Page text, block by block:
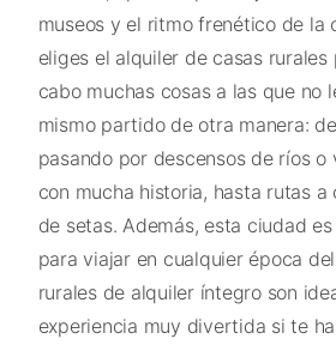
museos y el ritmo frenético de la
eliges el alquiler de casas rurales
cabo muchas cosas a las que no
mismo partido de otra manera:
pasando por descensos de ríos o
con mucha historia, hasta rutas
de setas. Además, esta ciudad
para viajar en cualquier época
rurales de alquiler íntegro son
experiencia muy divertida si te